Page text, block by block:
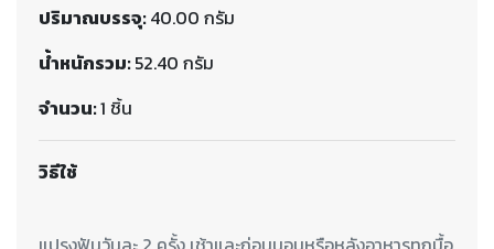
ปริมาณบรรจุ:40.00 กรัม
น้ำหนักรวม:52.40 กรัม
จำนวน:1 ชิ้น
วิธีใช้